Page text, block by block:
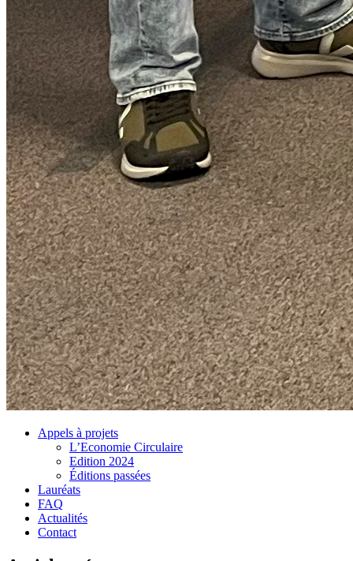
Appels à projets
L’Economie Circulaire
Edition 2024
Éditions passées
Lauréats
FAQ
Actualités
Contact